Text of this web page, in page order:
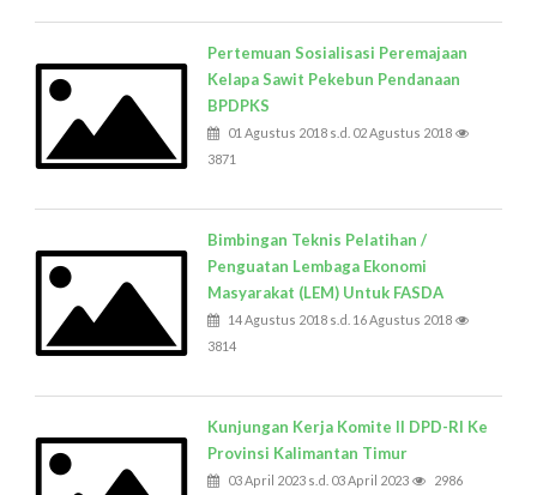
Pertemuan Sosialisasi Peremajaan
Kelapa Sawit Pekebun Pendanaan
BPDPKS
01 Agustus 2018 s.d. 02 Agustus 2018
3871
Bimbingan Teknis Pelatihan /
Penguatan Lembaga Ekonomi
Masyarakat (LEM) Untuk FASDA
14 Agustus 2018 s.d. 16 Agustus 2018
3814
Kunjungan Kerja Komite II DPD-RI Ke
Provinsi Kalimantan Timur
03 April 2023 s.d. 03 April 2023 2986